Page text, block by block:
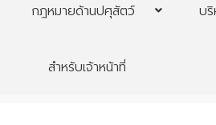
กฎหมายด้านปศุสัตว์ บ
สำหรับเจ้าหน้าที่